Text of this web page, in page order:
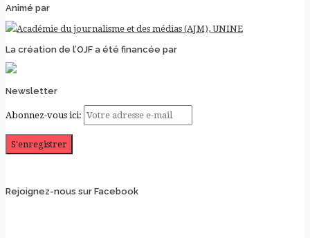
Animé par
La création de l’OJF a été financée par
Newsletter
Abonnez-vous ici:
Rejoignez-nous sur Facebook